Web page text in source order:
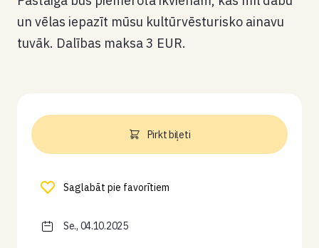
un vēlas iepazīt mūsu kultūrvēsturisko ainavu
tuvāk. Dalības maksa 3 EUR.
Pirkt biļeti
Saglabāt pie favorītiem
Se., 04.10.2025